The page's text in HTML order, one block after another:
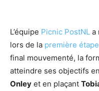
L’équipe Picnic PostNL a
lors de la première
final mouvementé, la
atteindre ses objectifs
Onley et en plaçant